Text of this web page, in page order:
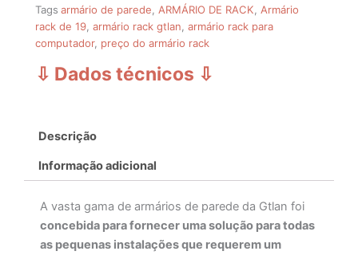
Tags armário de parede ARMÁRIO DE RACK
Armário
rack de 19 ,armário rack gtlan ,armário rack para
computador, preço do armário rack
⇩ Dados técnicos ⇩
Descrição
Informação adicional
A vasta gama de armários de parede da Gtlan foi
concebida para fornecer uma solução para todas
as pequenas instalações que requerem um